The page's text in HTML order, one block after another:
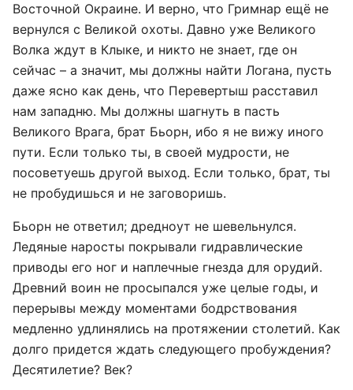
Восточной Окраине. И верно, что Гримнар ещё не
вернулся с Великой охоты. Давно уже Великого
Волка ждут в Клыке, и никто не знает, где он
сейчас – а значит, мы должны найти Логана, пусть
даже ясно как день, что Перевертыш расставил
нам западню. Мы должны шагнуть в пасть
Великого Врага, брат Бьорн, ибо я не вижу иного
пути. Если только ты, в своей мудрости, не
посоветуешь другой выход. Если только, брат, ты
не пробудишься и не заговоришь.
Бьорн не ответил; дредноут не шевельнулся.
Ледяные наросты покрывали гидравлические
приводы его ног и наплечные гнезда для орудий.
Древний воин не просыпался уже целые годы, и
перерывы между моментами бодрствования
медленно удлинялись на протяжении столетий. Как
долго придется ждать следующего пробуждения?
Десятилетие? Век?